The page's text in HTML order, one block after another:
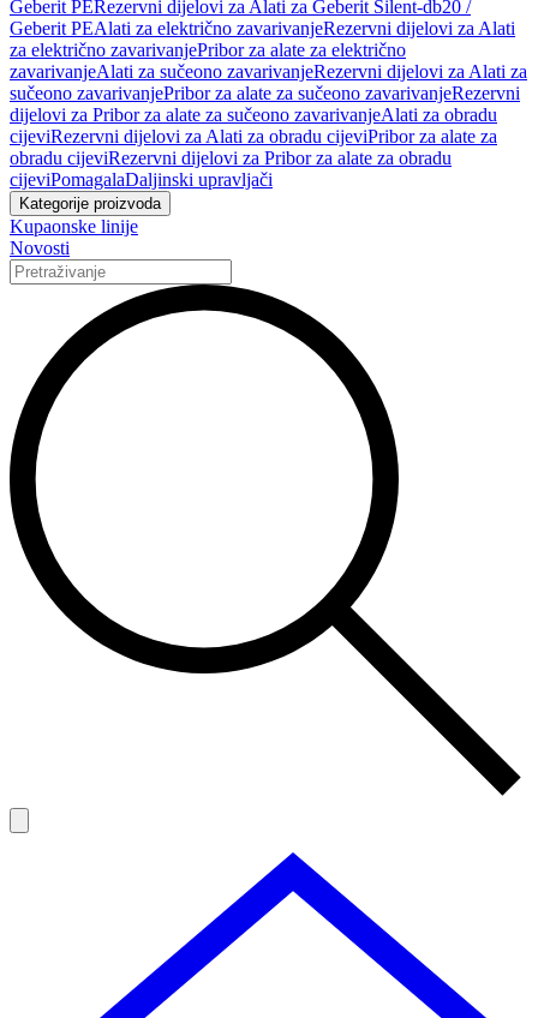
Geberit PERezervni dijelovi za Alati za Geberit Silent-db20 /
Geberit PEAlati za električno zavarivanjeRezervni dijelovi za Alati
za električno zavarivanjePribor za alate za električno
zavarivanjeAlati za sučeono zavarivanjeRezervni dijelovi za Alati za
sučeono zavarivanjePribor za alate za sučeono zavarivanjeRezervni
dijelovi za Pribor za alate za sučeono zavarivanjeAlati za obradu
cijeviRezervni dijelovi za Alati za obradu cijeviPribor za alate za
obradu cijeviRezervni dijelovi za Pribor za alate za obradu
cijeviPomagalaDaljinski upravljači
Kategorije proizvoda
Kupaonske linije
Novosti